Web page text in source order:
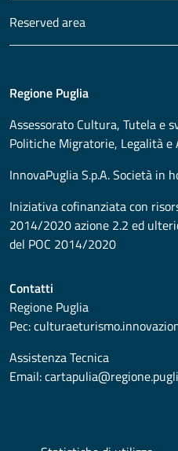
Reserved area
Regione Puglia
Assessorato Cultura, Tutela e
Politiche Migratorie, Legalità e
InnovaPuglia S.p.A. Società in
Iniziativa cofinanziata con
2014/2020 azione 2.2 ed
del POC 2014/2020
Contatti
Regione Puglia
Pec:
Assistenza Tecnica
Email: